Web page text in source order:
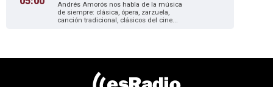
Andrés Amorós nos habla de la música
de siempre: clásica, ópera, zarzuela,
canción tradicional, clásicos del cine...